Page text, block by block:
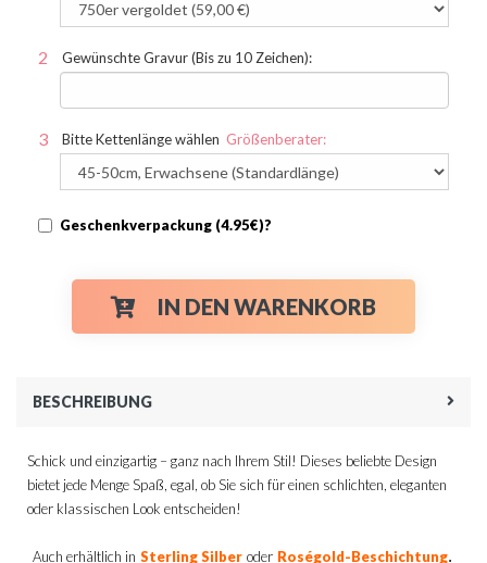
Gewünschte Gravur (Bis zu 10 Zeichen):
Bitte Kettenlänge wählen Größenberater:
Geschenkverpackung (4.95€)?
IN DEN WARENKORB
BESCHREIBUNG
Schick und einzigartig – ganz nach Ihrem Stil! Dieses beliebte Design
bietet jede Menge Spaß, egal, ob Sie sich für einen schlichten, eleganten
oder klassischen Look entscheiden!
Auch erhältlich in Sterling Silber oder Roségold-Beschichtung.